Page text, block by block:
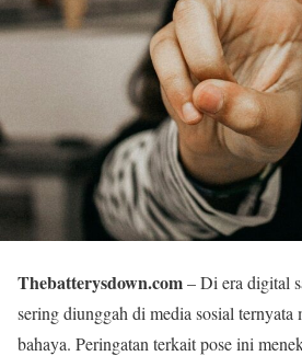
Thebatterysdown.com– Di era digital
sering diunggah di media sosial ternyata
bahaya. Peringatan terkait pose ini